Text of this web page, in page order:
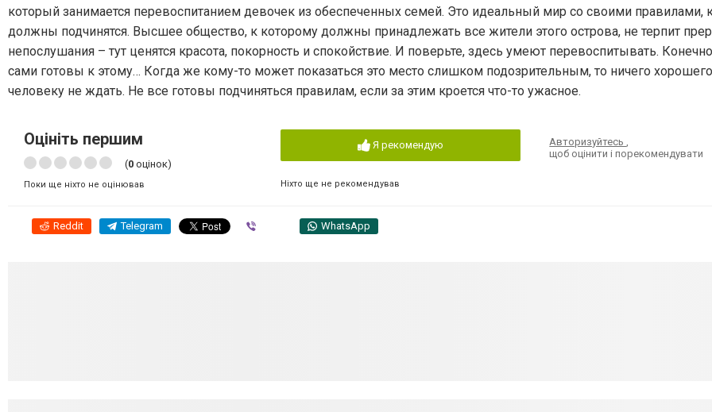
который занимается перевоспитанием девочек из обеспеченных семей. Это идеальный мир со своими правилами,
должны подчинятся. Высшее общество, к которому должны принадлежать все жители этого острова, не терпит
непослушания – тут ценятся красота, покорность и спокойствие. И поверьте, здесь умеют перевоспитывать.
сами готовы к этому… Когда же кому-то может показаться это место слишком подозрительным, то ничего
человеку не ждать. Не все готовы подчиняться правилам, если за этим кроется что-то ужасное.
Оцініть першим
(0 оцінок)
Поки ще ніхто не оцінював
Я рекомендую
Ніхто ще не рекомендував
Авторизуйтесь
щоб оцінити і порекомендувати
Reddit Telegram WhatsApp